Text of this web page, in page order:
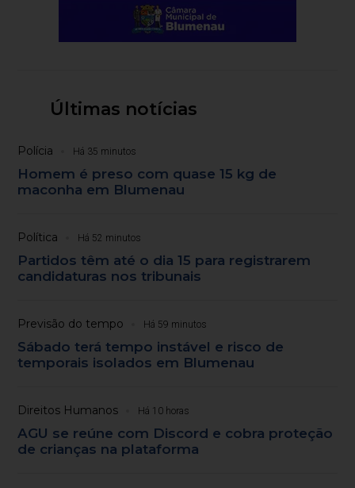
Últimas notícias
Polícia Há 35 minutos
Homem é preso com quase 15 kg de
maconha em Blumenau
Política Há 52 minutos
Partidos têm até o dia 15 para registrarem
candidaturas nos tribunais
Previsão do tempo Há 59 minutos
Sábado terá tempo instável e risco de
temporais isolados em Blumenau
Direitos Humanos Há 10 horas
AGU se reúne com Discord e cobra proteção
de crianças na plataforma